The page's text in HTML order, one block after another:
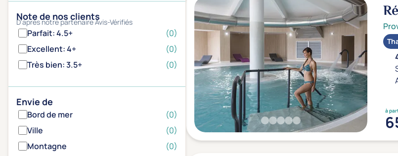
Note de nos clients
D'après notre partenaire Avis-Vérifiés
Parfait: 4.5+
(0)
Excellent: 4+
(0)
Très bien: 3.5+
(0)
Envie de
Bord de mer
(0)
Ville
(0)
Montagne
(0)
à